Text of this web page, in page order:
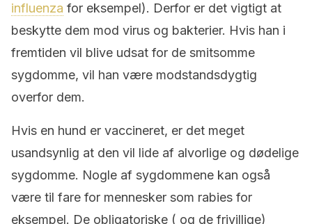
influenza for eksempel). Derfor er det vigtigt at
beskytte dem mod virus og bakterier. Hvis han i
fremtiden vil blive udsat for de smitsomme
sygdomme, vil han være modstandsdygtig
overfor dem.
Hvis en hund er vaccineret, er det meget
usandsynlig at den vil lide af alvorlige og dødelige
sygdomme. Nogle af sygdommene kan også
være til fare for mennesker som rabies for
eksempel. De obligatoriske ( og de frivillige)